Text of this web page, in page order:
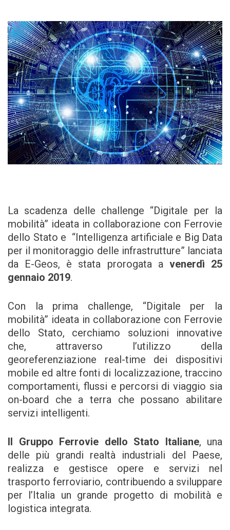
La scadenza delle challenge “Digitale per la
mobilità” ideata in collaborazione con Ferrovie
dello Stato e “Intelligenza artificiale e Big Data
per il monitoraggio delle infrastrutture” lanciata
da E-Geos, è stata prorogata a venerdì 25
gennaio 2019.
Con la prima challenge, “Digitale per la
mobilità” ideata in collaborazione con Ferrovie
dello Stato, cerchiamo soluzioni innovative
che, attraverso l’utilizzo della
georeferenziazione real-time dei dispositivi
mobile ed altre fonti di localizzazione, traccino
comportamenti, flussi e percorsi di viaggio sia
on-board che a terra che possano abilitare
servizi intelligenti.
Il Gruppo Ferrovie dello Stato Italiane, una
delle più grandi realtà industriali del Paese,
realizza e gestisce opere e servizi nel
trasporto ferroviario, contribuendo a sviluppare
per l’Italia un grande progetto di mobilità e
logistica integrata.